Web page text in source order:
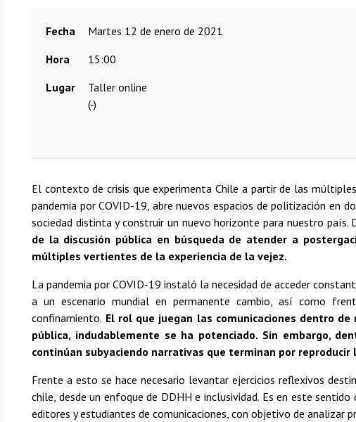
Fecha
martes 12 de enero de 2021
Hora
15:00
Lugar
Taller online
(-)
El contexto de crisis que experimenta Chile a partir de las
pandemia por COVID-19, abre nuevos espacios de politización en
sociedad distinta y construir un nuevo horizonte para nuestro país.
de la discusión pública en búsqueda de atender a
múltiples vertientes de la experiencia de la vejez.
La pandemia por COVID-19 instaló la necesidad de acceder
a un escenario mundial en permanente cambio, así como
confinamiento. El rol que juegan las comunicaciones dentro
pública, indudablemente se ha potenciado. Sin embargo,
continúan subyaciendo narrativas que terminan por
Frente a esto se hace necesario levantar ejercicios reflexivos
chile, desde un enfoque de DDHH e inclusividad. Es en este
editores y estudiantes de comunicaciones, con objetivo de analizar